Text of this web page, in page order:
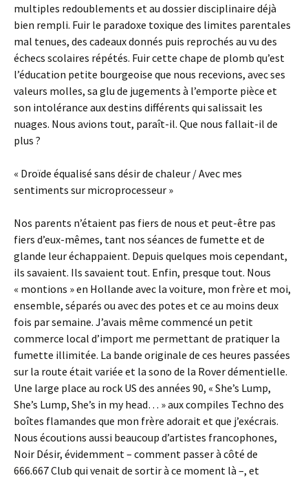
multiples redoublements et au dossier disciplinaire déjà
bien rempli. Fuir le paradoxe toxique des limites parentales
mal tenues, des cadeaux donnés puis reprochés au vu des
échecs scolaires répétés. Fuir cette chape de plomb qu’est
l’éducation petite bourgeoise que nous recevions, avec ses
valeurs molles, sa glu de jugements à l’emporte pièce et
son intolérance aux destins différents qui salissait les
nuages. Nous avions tout, paraît-il. Que nous fallait-il de
plus ?
« Droïde équalisé sans désir de chaleur / Avec mes
sentiments sur microprocesseur »
Nos parents n’étaient pas fiers de nous et peut-être pas
fiers d’eux-mêmes, tant nos séances de fumette et de
glande leur échappaient. Depuis quelques mois cependant,
ils savaient. Ils savaient tout. Enfin, presque tout. Nous
« montions » en Hollande avec la voiture, mon frère et moi,
ensemble, séparés ou avec des potes et ce au moins deux
fois par semaine. J’avais même commencé un petit
commerce local d’import me permettant de pratiquer la
fumette illimitée. La bande originale de ces heures passées
sur la route était variée et la sono de la Rover démentielle.
Une large place au rock US des années 90, « She’s Lump,
She’s Lump, She’s in my head… » aux compiles Techno des
boîtes flamandes que mon frère adorait et que j’exécrais.
Nous écoutions aussi beaucoup d’artistes francophones,
Noir Désir, évidemment – comment passer à côté de
666.667 Club qui venait de sortir à ce moment là –, et